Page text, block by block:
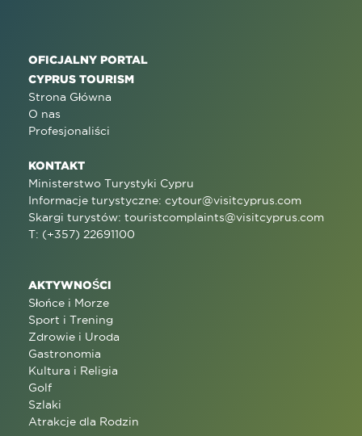
OFICJALNY PORTAL
CYPRUS TOURISM
Strona Główna
O nas
Profesjonaliści
KONTAKT
Ministerstwo Turystyki Cypru
Informacje turystyczne: cytour@visitcyprus.com
Skargi turystów: touristcomplaints@visitcyprus.com
T: (+357) 22691100
AKTYWNOŚCI
Słońce i Morze
Sport i Trening
Zdrowie i Uroda
Gastronomia
Kultura i Religia
Golf
Szlaki
Atrakcje dla Rodzin